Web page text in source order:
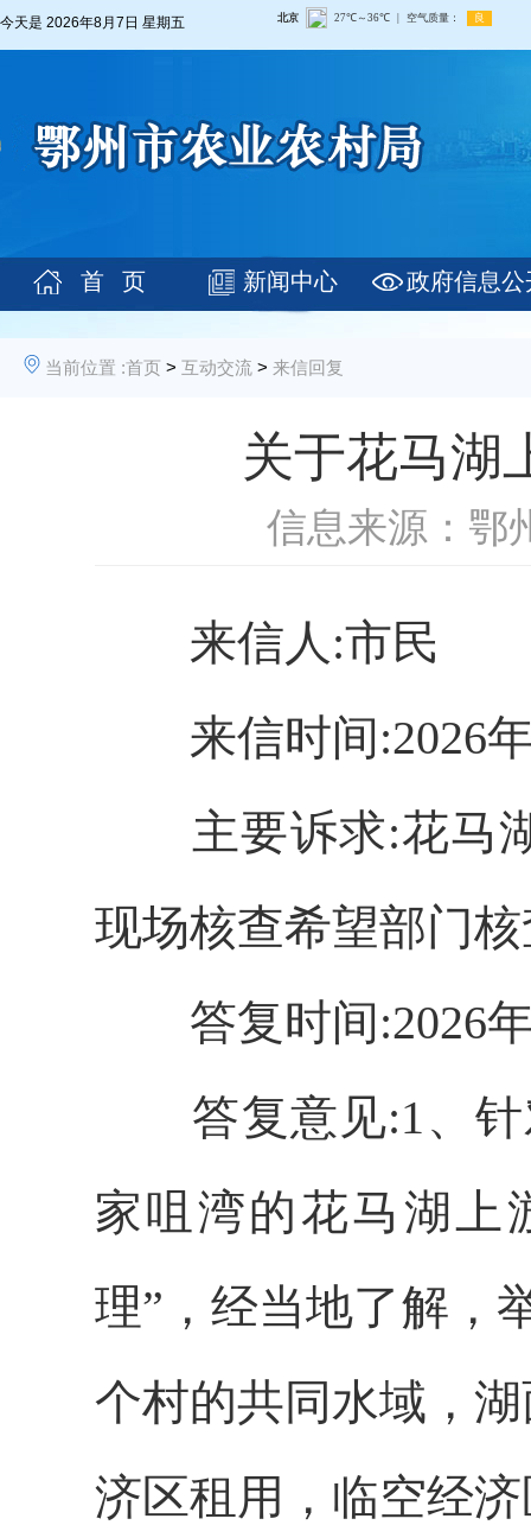
今天是 2026年8月7日 星期五
首 页 新闻中心 政府信息公
当前位置 :首页 > 互动交流 > 来信回复
关于花马湖
信息来源：鄂
来信人:市民
来信时间:2026年
主要诉求:花马
现场核查希望部门
答复时间:2026年
答复意见:1、
家咀湾的花马湖上
理”，经当地了解，
个村的共同水域，
济区租用，临空经